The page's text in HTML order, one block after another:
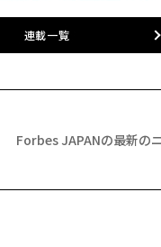
連載一覧
Forbes JAPANの最新の